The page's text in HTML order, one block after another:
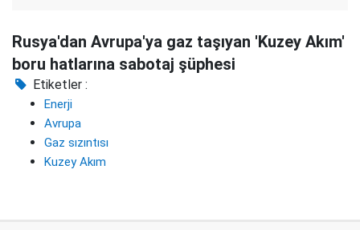
Rusya'dan Avrupa'ya gaz taşıyan 'Kuzey Akım'
boru hatlarına sabotaj şüphesi
Etiketler :
Enerji
Avrupa
Gaz sızıntısı
Kuzey Akım